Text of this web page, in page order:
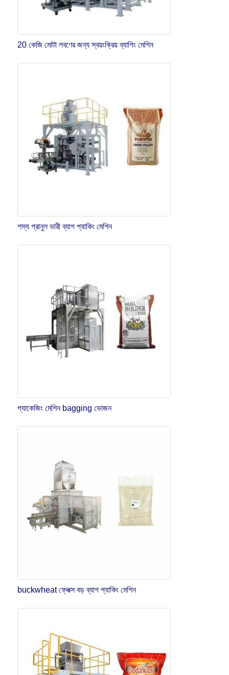
20 কেজি মোটা লবণের জন্য স্বয়ংক্রিয় ব্যাগিং মেশিন
শস্য গ্রানুল ভারী ব্যাগ প্যাকিং মেশিন
প্যাকেজিং মেশিন bagging ভোজন
buckwheat ফ্লেক্স বড় ব্যাগ প্যাকিং মেশিন